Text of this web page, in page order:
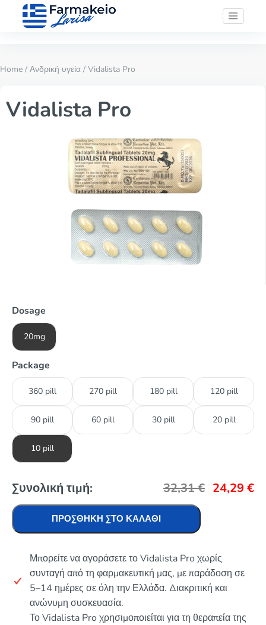
Home / Ανδρική υγεία / Vidalista Pro
Vidalista Pro
Dosage
20mg
Package
360 pill 270 pill 180 pill 120 pill
90 pill 60 pill 30 pill 20 pill
10 pill
Συνολική τιμή: 32,31€ 24,29 €
ΠΡΟΣΘΉΚΗ ΣΤΟ ΚΑΛΆΘΙ
Μπορείτε να αγοράσετε το Vidalista Pro χωρίς
συνταγή από τη φαρμακευτική μας, με παράδοση σε
5–14 ημέρες σε όλη την Ελλάδα. Διακριτική και
ανώνυμη συσκευασία.
Το Vidalista Pro χρησιμοποιείται για τη θεραπεία της